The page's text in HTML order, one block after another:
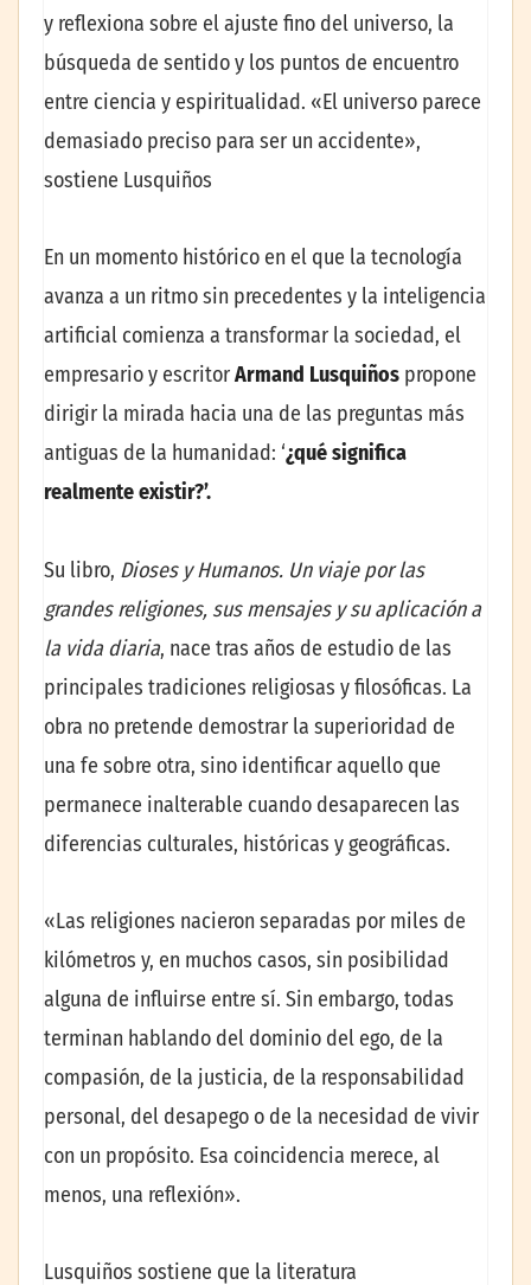
y reflexiona sobre el ajuste fino del universo, la
búsqueda de sentido y los puntos de encuentro
entre ciencia y espiritualidad. «El universo parece
demasiado preciso para ser un accidente»,
sostiene Lusquiños
En un momento histórico en el que la tecnología
avanza a un ritmo sin precedentes y la inteligencia
artificial comienza a transformar la sociedad, el
empresario y escritorArmand Lusquiños propone
dirigir la mirada hacia una de las preguntas más
antiguas de la humanidad: ‘¿qué significa
realmente existir?’.
Su libro, Dioses y Humanos. Un viaje por las
grandes religiones, sus mensajes y su aplicación a
la vida diaria, nace tras años de estudio de las
principales tradiciones religiosas y filosóficas. La
obra no pretende demostrar la superioridad de
una fe sobre otra, sino identificar aquello que
permanece inalterable cuando desaparecen las
diferencias culturales, históricas y geográficas.
«Las religiones nacieron separadas por miles de
kilómetros y, en muchos casos, sin posibilidad
alguna de influirse entre sí. Sin embargo, todas
terminan hablando del dominio del ego, de la
compasión, de la justicia, de la responsabilidad
personal, del desapego o de la necesidad de vivir
con un propósito. Esa coincidencia merece, al
menos, una reflexión».
Lusquiños sostiene que la literatura